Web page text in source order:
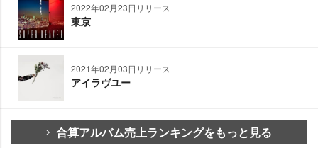
2022年02月23日リリース
東京
2021年02月03日リリース
アイラヴユー
合算アルバム売上ランキングをもっと見る